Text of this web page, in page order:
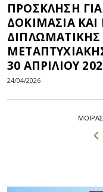
ΠΡΟΣΚΛΗΣΗ
ΔΟΚΙΜΑΣΙΑ ΚΑΙ
ΔΙΠΛΩΜΑΤΙΚΗΣ
30 ΑΠΡΙΛΙΟΥ
24/04/2026